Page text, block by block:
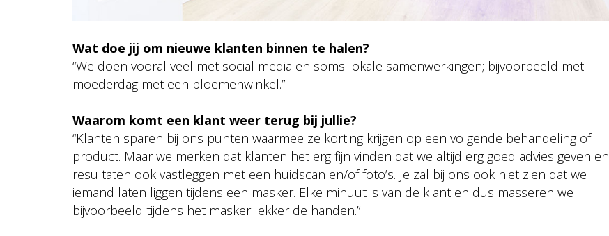
Wat doe jij om nieuwe klanten binnen te halen?
“We doen vooral veel met social media en soms lokale samenwerkingen; bijvoorbeeld met
moederdag met een bloemenwinkel.”
Waarom komt een klant weer terug bij jullie?
“Klanten sparen bij ons punten waarmee ze korting krijgen op een volgende behandeling of
product. Maar we merken dat klanten het erg fijn vinden dat we altijd erg goed advies geven en
resultaten ook vastleggen met een huidscan en/of foto’s. Je zal bij ons ook niet zien dat we
iemand laten liggen tijdens een masker. Elke minuut is van de klant en dus masseren we
bijvoorbeeld tijdens het masker lekker de handen.”